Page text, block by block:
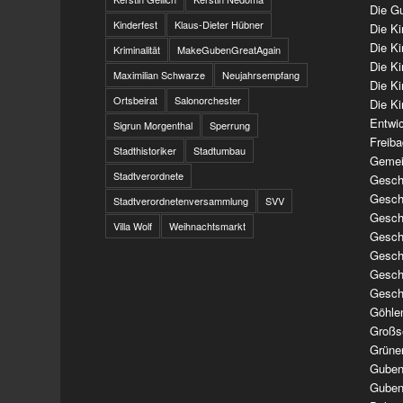
Kinderfest
Klaus-Dieter Hübner
Kriminalität
MakeGubenGreatAgain
Maximilian Schwarze
Neujahrsempfang
Ortsbeirat
Salonorchester
Sigrun Morgenthal
Sperrung
Stadthistoriker
Stadtumbau
Stadtverordnete
Stadtverordnetenversammlung
SVV
Villa Wolf
Weihnachtsmarkt
Die
Die
Die
Die
Die
Die